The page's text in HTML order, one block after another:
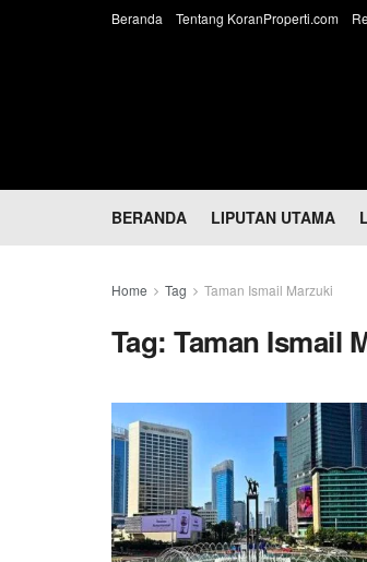
Beranda Tentang KoranProperti.com
BERANDA LIPUTAN UTAMA
Home Tag Taman Ismail Marzuki
Tag:Taman Ismail